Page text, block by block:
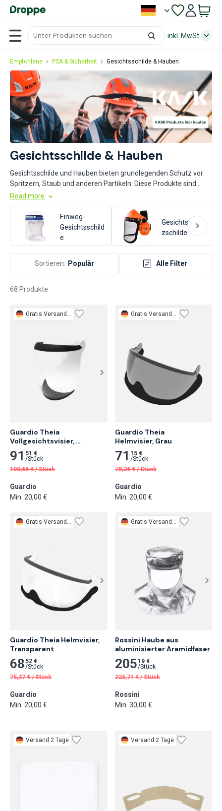
inkl. MwSt.
Empfohlene PSA & Sicherheit Gesichtsschilde & Hauben
Gesichtsschilde & Hauben
Gesichtsschilde und Hauben bieten grundlegenden Schutz vor
Spritzern, Staub und anderen Partikeln. Diese Produkte sind
besonders nützlich in industriellen Umgebungen, in denen
physische Barrieren erforderlich sind. Achten Sie bei der
Auswahl auf Materialqualität, Tragekomfort und Kompatibilität
mit anderer Schutzausrüstung. Wählen Sie Modelle, die leicht zu
reinigen und wiederverwendbar sind, um langfristige Kosten zu
minimieren.
Read more
Einweg-
Gesichtsschild
e
Gesichtsschut
zschilde
Sortieren: Populär Alle Filter
68 Produkte
Gratis Versand 3 Tage
Guardio Theia
Vollgesichtsvisier,
Transparent
91 51 €
/Stück
100,66 € /Stück
Guardio
Min. 20,00 €
Gratis Versand 3 Tage
Guardio Theia
Helmvisier, Grau
71 15 €
/Stück
78,26 € /Stück
Guardio
Min. 20,00 €
Gratis Versand 3 Tage
Guardio Theia Helmvisier,
Transparent
68 52 €
/Stück
75,37 € /Stück
Guardio
Min. 20,00 €
Gratis Versand 2 Tage
Rossini Haube aus
aluminisierter Aramidfaser
205 19 €
/Stück
225,71 € /Stück
Rossini
Min. 30,00 €
Versand 2 Tage Versand 2 Tage